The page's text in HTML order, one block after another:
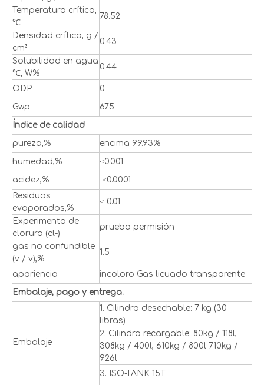
Temperatura crítica,
℃
78.52
Densidad crítica, g /
cm³
0.43
Solubilidad en agua
℃, W%
0.44
ODP 0
Gwp 675
Índice de calidad
pureza,% encima 99.93%
humedad,% ≤0.001
acidez,%
≤0.0001
Residuos
evaporados,%
≤ 0.01
Experimento de
cloruro (cl-)
prueba permisión
gas no confundible
(v / v),%
1.5
apariencia incoloro Gas licuado transparente
Embalaje, pago y entrega.
Embalaje
1. Cilindro desechable: 7 kg (30
libras)
2. Cilindro recargable: 80kg / 118l,
308kg / 400l, 610kg / 800l 710kg /
926l
3. ISO-TANK 15T